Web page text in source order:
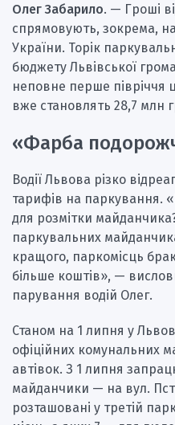
Олег Забарило. — Гроші
спрямовують, зокрема,
України. Торік
бюджету Львівської
неповне перше півріччя
вже становлять 28,7 млн
«Фарба
Водії Львова різко
тарифів на паркування.
для розмітки
паркувальних
кращого, паркомісць
більше коштів», —
парування водій Олег.
Станом на 1 липня у
офіційних комунальних
автівок. З 1 липня
майданчики — на вул.
розташовані у третій